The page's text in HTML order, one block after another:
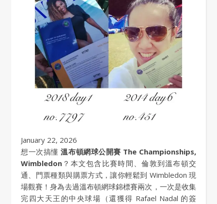
January 22, 2026
想一次搞懂溫布頓網球公開賽 The Championships,
Wimbledon ？本文包含比賽時間、倫敦到溫布頓交
通、門票種類與購票方式，讓你輕鬆到 Wimbledon 現
場觀賽！身為去過溫布頓網球錦標賽兩次，一次是收集
完四大天王的中央球場（還獲得 Rafael Nadal 的簽